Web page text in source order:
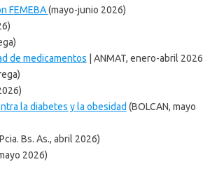
FEMEBA(mayo-junio 2026)
de medicamentos | ANMAT, enero-abril 2026
la diabetes y la obesidad (BOLCAN, mayo
Bs. As., abril 2026)
2026)